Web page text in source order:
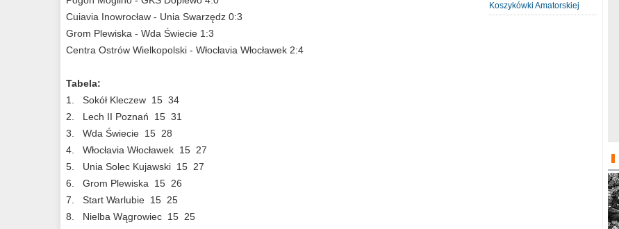
Koszykówki Amatorskiej
Cuiavia Inowrocław - Unia Swarzędz 0:3
Grom Plewiska - Wda Świecie 1:3
Centra Ostrów Wielkopolski - Włocłavia Włocławek 2:4
Tabela:
1. Sokół Kleczew 15 34
2. Lech II Poznań 15 31
3. Wda Świecie 15 28
4. Włocłavia Włocławek 15 27
5. Unia Solec Kujawski 15 27
6. Grom Plewiska 15 26
7. Start Warlubie 15 25
8. Nielba Wągrowiec 15 25